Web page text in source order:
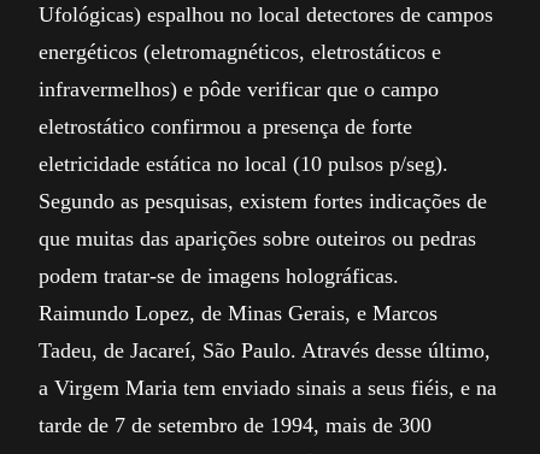
Ufológicas) espalhou no local detectores de campos
energéticos (eletromagnéticos, eletrostáticos e
infravermelhos) e pôde verificar que o campo
eletrostático confirmou a presença de forte
eletricidade estática no local (10 pulsos p/seg).
Segundo as pesquisas, existem fortes indicações de
que muitas das aparições sobre outeiros ou pedras
podem tratar-se de imagens holográficas.
Raimundo Lopez, de Minas Gerais, e Marcos
Tadeu, de Jacareí, São Paulo. Através desse último,
a Virgem Maria tem enviado sinais a seus fiéis, e na
tarde de 7 de setembro de 1994, mais de 300